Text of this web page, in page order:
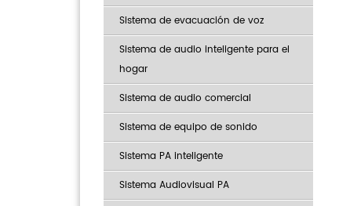
Sistema de evacuación de voz
Sistema de audio inteligente para el
hogar
Sistema de audio comercial
Sistema de equipo de sonido
Sistema PA inteligente
Sistema Audiovisual PA